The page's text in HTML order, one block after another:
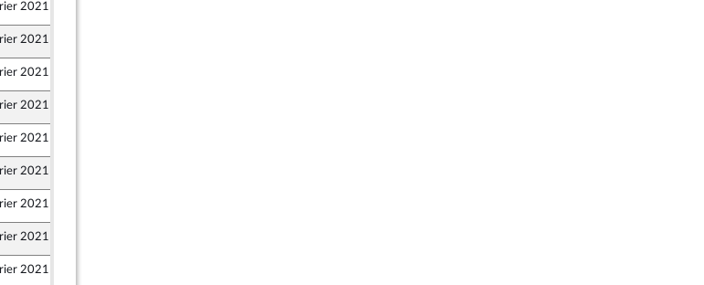
2021
2021
2021
2021
2021
2021
2021
2021
2021